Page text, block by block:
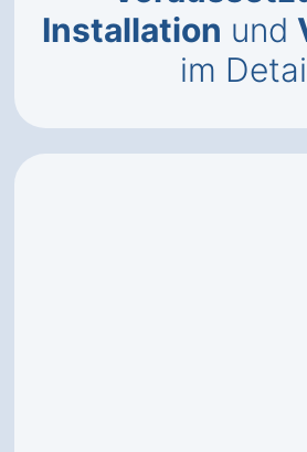
Installation und
im